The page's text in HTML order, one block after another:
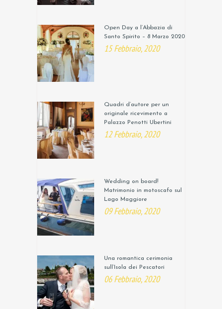
Open Day a l’Abbazia di
Santo Spirito – 8 Marzo 2020
15 Febbraio, 2020
Quadri d’autore per un
originale ricevimento a
Palazzo Penotti Ubertini
12 Febbraio, 2020
Wedding on board!
Matrimonio in motoscafo sul
Lago Maggiore
09 Febbraio, 2020
Una romantica cerimonia
sull’Isola dei Pescatori
06 Febbraio, 2020